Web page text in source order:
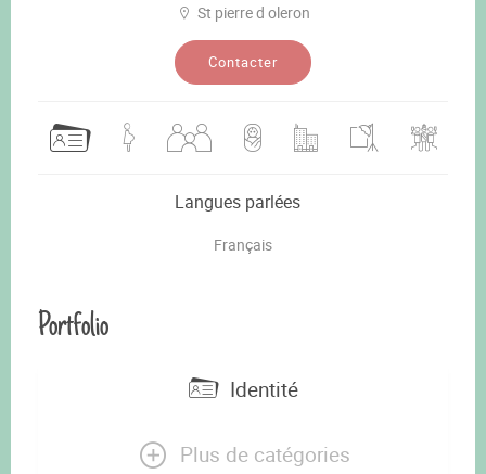
St pierre d oleron
Contacter
Langues parlées
Français
Portfolio
Identité
Plus de catégories